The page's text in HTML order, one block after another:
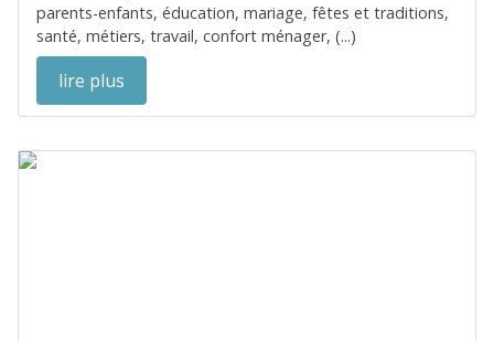
parents-enfants, éducation, mariage, fêtes et traditions,
santé, métiers, travail, confort ménager, (...)
lire plus